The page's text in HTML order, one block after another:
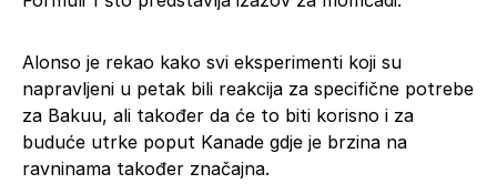
Alonso je rekao kako svi eksperimenti koji su
napravljeni u petak bili reakcija za specifične potrebe
za Bakuu, ali također da će to biti korisno i za
buduće utrke poput Kanade gdje je brzina na
ravninama također značajna.